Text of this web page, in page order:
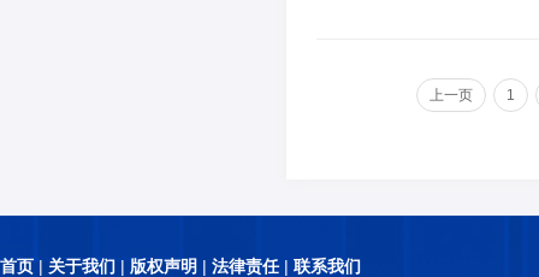
上一页 1
首页 | 关于我们 | 版权声明 | 法律责任| 联系我们